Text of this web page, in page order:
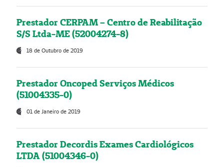
Prestador CERPAM – Centro de Reabilitação
S/S Ltda-ME (52004274-8)
18 de Outubro de 2019
Prestador Oncoped Serviços Médicos
(51004335-0)
01 de Janeiro de 2019
Prestador Decordis Exames Cardiológicos
LTDA (51004346-0)